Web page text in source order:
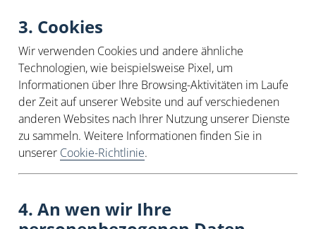
3. Cookies
Wir verwenden Cookies und andere ähnliche
Technologien, wie beispielsweise Pixel, um
Informationen über Ihre Browsing-Aktivitäten im Laufe
der Zeit auf unserer Website und auf verschiedenen
anderen Websites nach Ihrer Nutzung unserer Dienste
zu sammeln. Weitere Informationen finden Sie in
unserer Cookie-Richtlinie.
4. An wen wir Ihre